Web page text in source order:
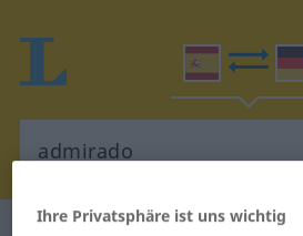
Ihre Privatsphäre ist uns wichtig